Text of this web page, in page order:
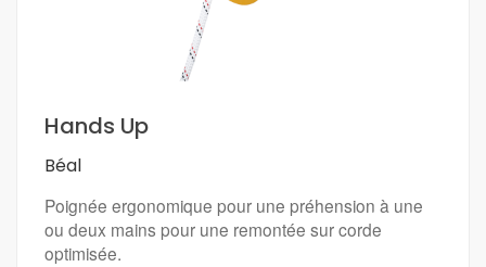
Hands Up
Béal
Poignée ergonomique pour une préhension à une
ou deux mains pour une remontée sur corde
optimisée.
En savoir plus